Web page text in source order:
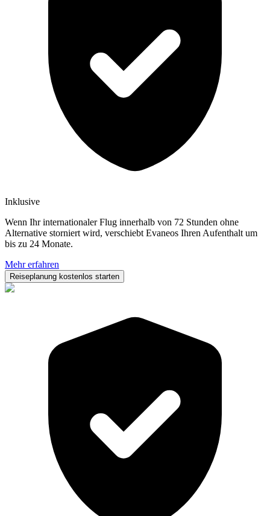
Inklusive
Wenn Ihr internationaler Flug innerhalb von 72 Stunden ohne
Alternative storniert wird, verschiebt Evaneos Ihren Aufenthalt um
bis zu 24 Monate.
Mehr erfahren
Reiseplanung kostenlos starten